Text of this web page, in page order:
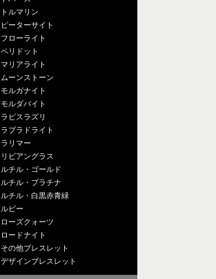
トルマリン
ピーターサイト
フローライト
ペリドット
マリアライト
ムーンストーン
モルガナイト
モルダバイト
ラピスラズリ
ラブラドライト
ラリマー
リビアングラス
ルチル・ゴールド
ルチル・プラチナ
ルチル・白黒赤青緑
ルビー
ローズクォーツ
ロードナイト
その他ブレスレット
デザインブレスレット